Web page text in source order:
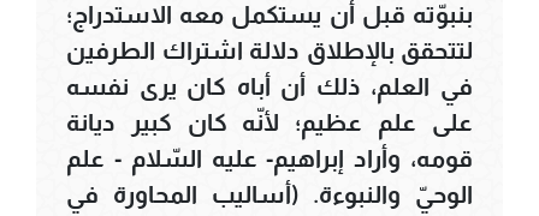
بنبوّته قبل أن يستكمل معه الاستدراج؛
لتتحقق بالإطلاق دلالة اشتراك الطرفين
في العلم، ذلك أن أباه كان يرى نفسه
على علم عظيم؛ لأنّه كان كبير ديانة
قومه، وأراد إبراهيم- عليه السّلام - علم
الوحيّ والنبوءة. (أساليب المحاورة في